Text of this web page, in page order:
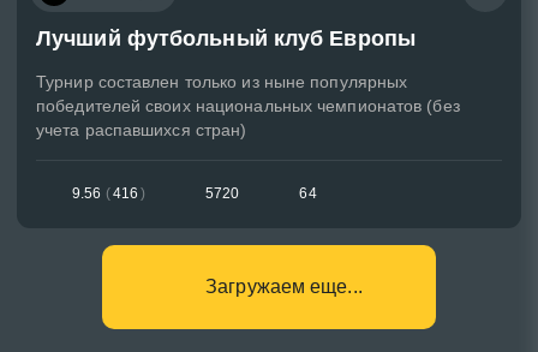
Лучший футбольный клуб Европы
Турнир составлен только из ныне популярных
победителей своих национальных чемпионатов (без
учета распавшихся стран)
9.56 (416 ) 5720 64
Загружаем еще...